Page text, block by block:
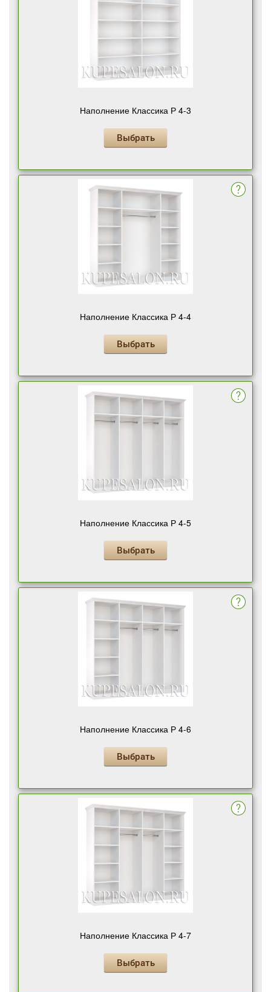
Наполнение Классика Р 4-3
Выбрать
Наполнение Классика Р 4-4
Выбрать
Наполнение Классика Р 4-5
Выбрать
Наполнение Классика Р 4-6
Выбрать
Наполнение Классика Р 4-7
Выбрать